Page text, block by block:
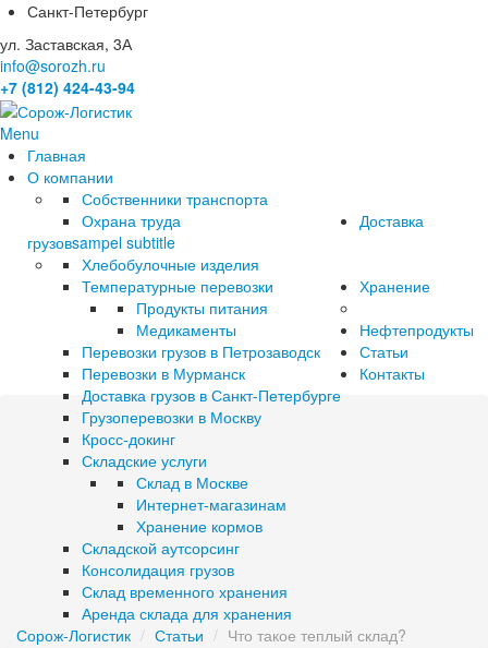
Санкт-Петербург
ул. Заставская, 3А
info@sorozh.ru
+7 (812) 424-43-94
Menu
Главная
О компании
Собственники транспорта
Охрана труда
Доставка
грузовsampel subtitle
Хлебобулочные изделия
Температурные перевозки
Продукты питания
Медикаменты
Перевозки грузов в Петрозаводск
Перевозки в Мурманск
Доставка грузов в Санкт-Петербурге
Грузоперевозки в Москву
Хранение
Кросс-докинг
Складские услуги
Склад в Москве
Интернет-магазинам
Хранение кормов
Складской аутсорсинг
Консолидация грузов
Склад временного хранения
Аренда склада для хранения
Нефтепродукты
Статьи
Контакты
Сорож-Логистик / Статьи / Что такое теплый склад?